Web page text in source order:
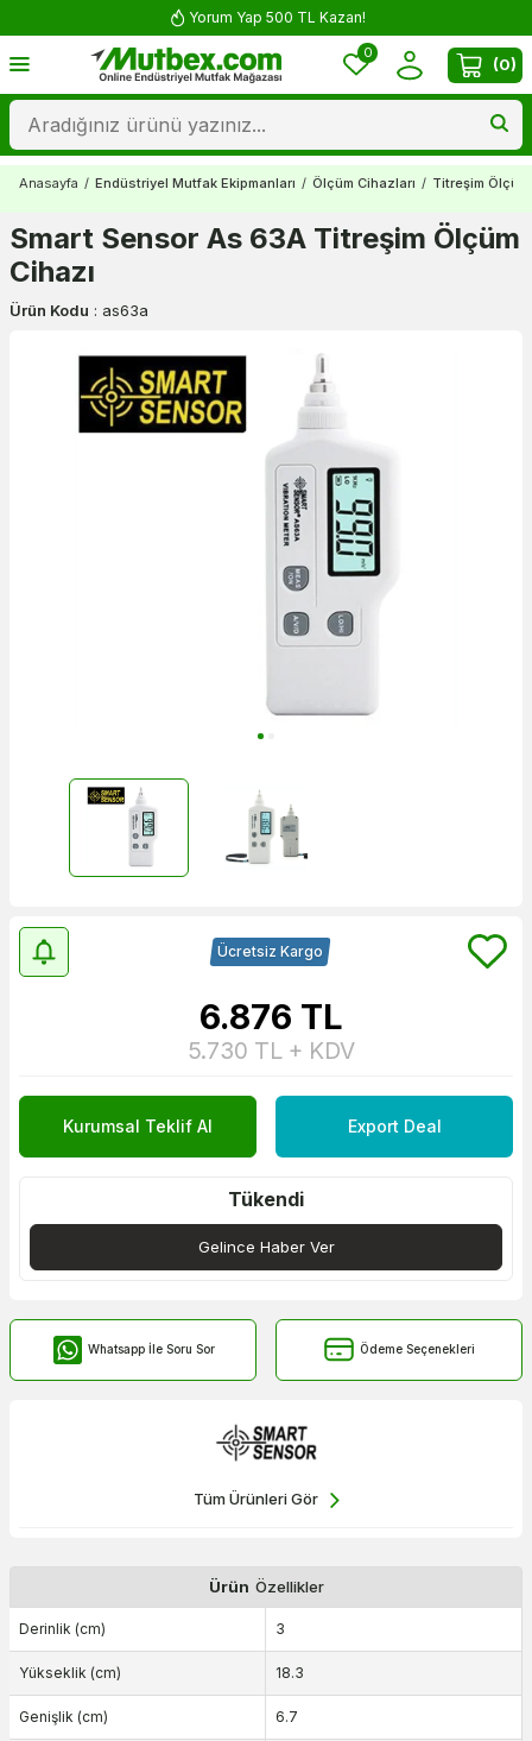
Yorum Yap 500 TL Kazan!
0
(0)
Anasayfa / Endüstriyel Mutfak Ekipmanları / Ölçüm Cihazları / Titreşim Ölçüm
Smart Sensor As 63A Titreşim Ölçüm
Cihazı
Ürün Kodu : as63a
Ücretsiz Kargo
6.876 TL
5.730 TL + KDV
Kurumsal Teklif Al Export Deal
Tükendi
Gelince Haber Ver
Whatsapp İle Soru Sor Ödeme Seçenekleri
Tüm Ürünleri Gör
Ürün Özellikler
Derinlik (cm) 3
Yükseklik (cm) 18.3
Genişlik (cm) 6.7